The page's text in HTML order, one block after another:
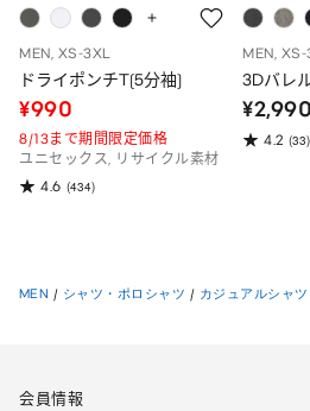
MEN, XS-3XL
ドライポンチT(5分袖)
¥990
8/13まで期間限定価格
ユニセックス, リサイクル素材
4.6 (434)
MEN,
3Dバレ
¥2,990
4.2 (33)
MEN / シャツ・ポロシャツ / カジュアルシャツ
会員情報